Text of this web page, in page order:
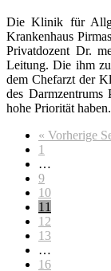
Die Klinik für
Krankenhaus
Privatdozent Dr.
Leitung. Die ihm
dem Chefarzt der
des
hohe Priorität
« Vorherige
Seite
1
Zwischenseiten
…
Seite
9
Seite
10
Seite
11
Seite
12
Seite
13
Zwischenseiten
…
Seite
16